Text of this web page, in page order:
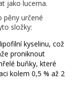
jako lucerna.
pěny určené
složky:
kyselinu, což
proniknout
buňky, které
kolem 0,5 % až 2